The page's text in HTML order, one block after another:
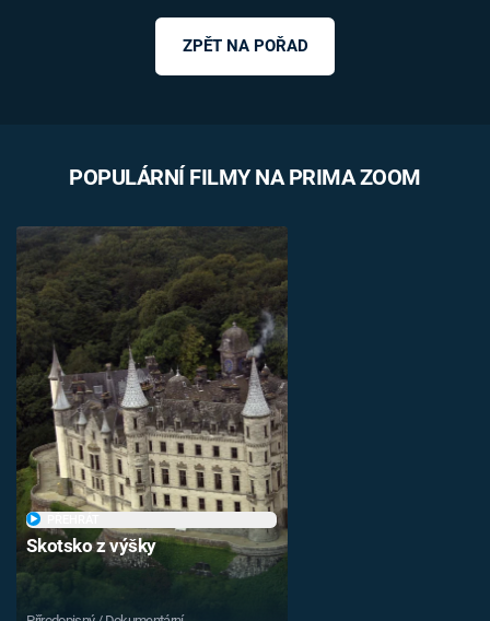
ZPĚT NA POŘAD
POPULÁRNÍ FILMY NA PRIMA ZOOM
Skotsko z výšky